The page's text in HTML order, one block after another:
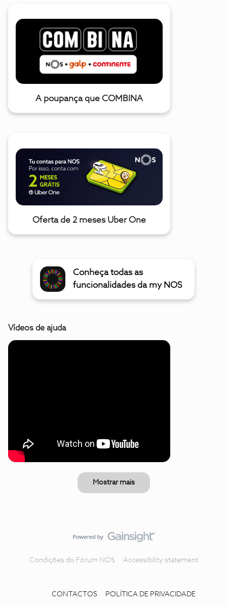
A poupança que COMBINA
Oferta de 2 meses Uber One
Conheça todas as
funcionalidades da my NOS
Vídeos de ajuda
Mostrar mais
Condições do Fórum NOS Accessibility statement
CONTACTOS POLÍTICA DE PRIVACIDADE